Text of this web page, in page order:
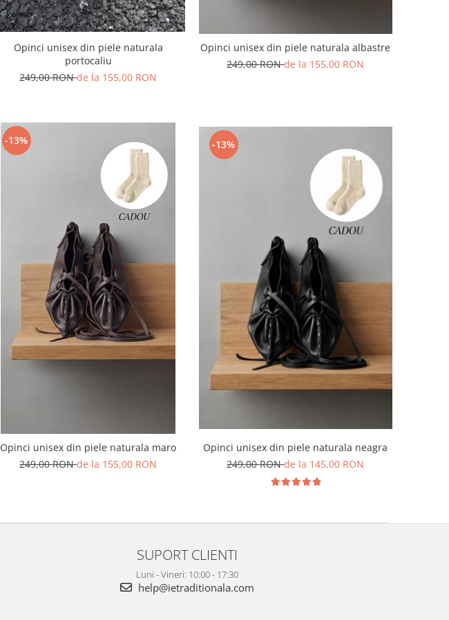
Opinci unisex din piele naturala
portocaliu
249,00 RONde la 155,00 RON
Opinci unisex din piele naturala albastre
249,00 RONde la 155,00 RON
-13%
Opinci unisex din piele naturala maro
249,00 RONde la 155,00 RON
-13%
Opinci unisex din piele naturala neagra
249,00 RONde la 145,00 RON
SUPORT CLIENTI
Luni - Vineri: 10:00 - 17:30
help@ietraditionala.com